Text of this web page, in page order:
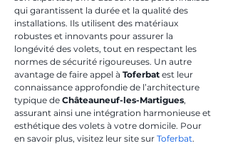
qui garantissent la durée et la qualité des
installations. Ils utilisent des matériaux
robustes et innovants pour assurer la
longévité des volets, tout en respectant les
normes de sécurité rigoureuses. Un autre
avantage de faire appel à Toferbat est leur
connaissance approfondie de l’architecture
typique de Châteauneuf-les-Martigues,
assurant ainsi une intégration harmonieuse et
esthétique des volets à votre domicile. Pour
en savoir plus, visitez leur site sur Toferbat.